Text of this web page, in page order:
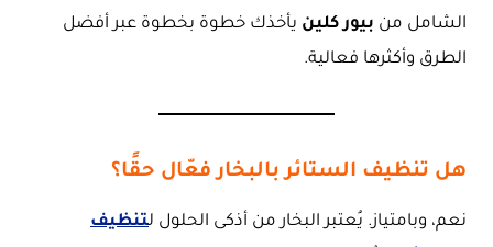
الشامل من بيور كلين يأخذك خطوة بخطوة عبر أفضل
الطرق وأكثرها فعالية.
هل تنظيف الستائر بالبخار فعّال حقًا؟
نعم، وبامتياز. يُعتبر البخار من أذكى الحلول لتنظيف